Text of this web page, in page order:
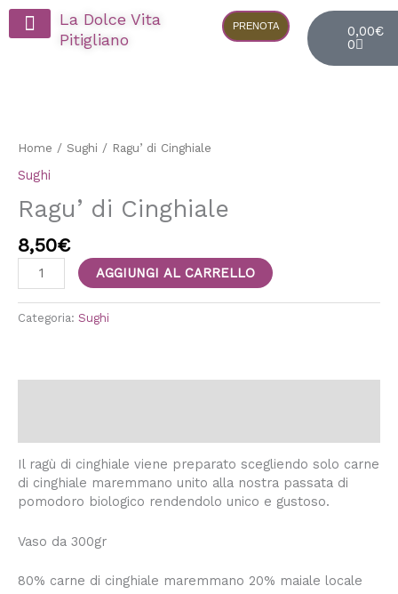
Vai
contenuto
La Dolce Vita
Pitigliano
PRENOTA 0,00€
0
Cart
Home / Sughi / Ragu’ di Cinghiale
Sughi
Ragu’ di Cinghiale
8,50€
Cinghiale
quantità
AGGIUNGI AL CARRELLO
Categoria: Sughi
Il ragù di cinghiale viene preparato scegliendo solo carne
di cinghiale maremmano unito alla nostra passata di
pomodoro biologico rendendolo unico e gustoso.
Vaso da 300gr
80% carne di cinghiale maremmano 20% maiale locale